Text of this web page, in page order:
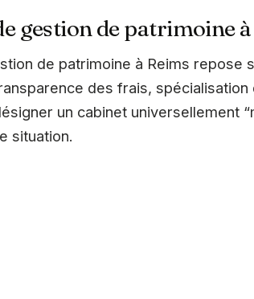
gestion de patrimoine
de patrimoine à Reims repose
des frais, spécialisation
un cabinet universellement
situation.